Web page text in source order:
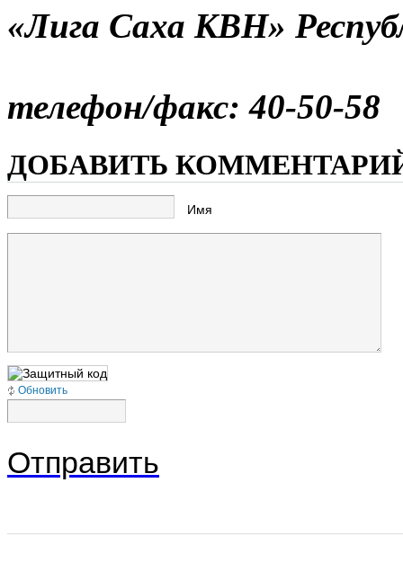
«Лига Саха КВН»
телефон/факс: 40-50-58
ДОБАВИТЬ
Имя
Обновить
Отправить